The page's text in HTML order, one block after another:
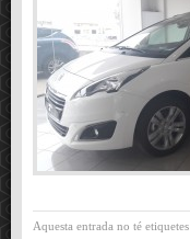
Aquesta entrada no té etiquetes